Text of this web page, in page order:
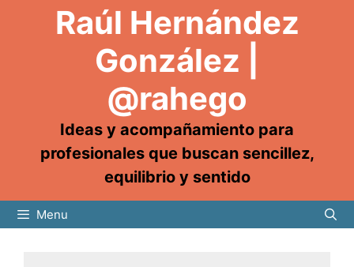
Raúl Hernández
González |
@rahego
Ideas y acompañamiento para
profesionales que buscan sencillez,
equilibrio y sentido
Menu